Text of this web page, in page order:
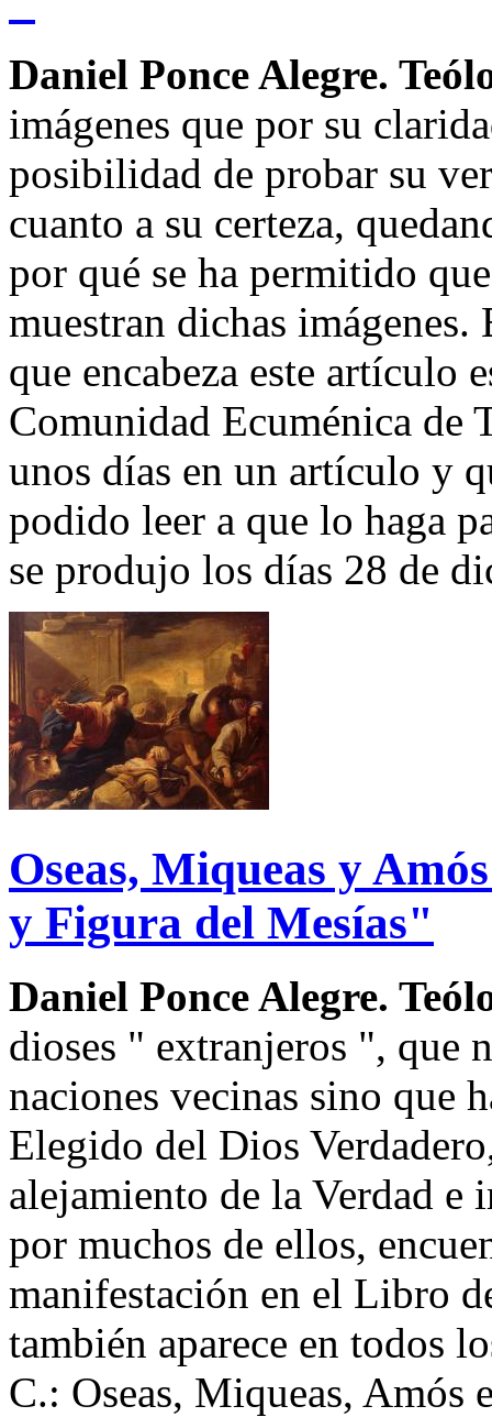
Daniel Ponce Alegre.
imágenes que por su
posibilidad de probar su
cuanto a su certeza,
por qué se ha permitido
muestran dichas
que encabeza este artículo
Comunidad Ecuménica de
unos días en un artículo y
podido leer a que lo haga
se produjo los días 28 de
Oseas, Miqueas y
y Figura del Mesías"
Daniel Ponce Alegre.
dioses " extranjeros ", que
naciones vecinas sino que
Elegido del Dios
alejamiento de la Verdad e
por muchos de ellos,
manifestación en el Libro
también aparece en todos
C.: Oseas, Miqueas, Amós